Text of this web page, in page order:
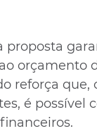
proposta
orçamento
reforça que,
é possível